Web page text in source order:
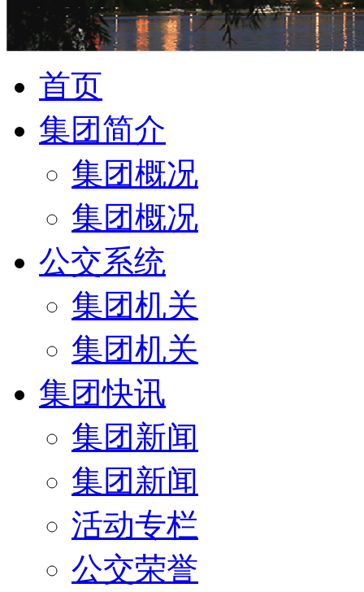
首页
集团简介
集团概况
集团概况
公交系统
集团机关
集团机关
集团快讯
集团新闻
集团新闻
活动专栏
公交荣誉